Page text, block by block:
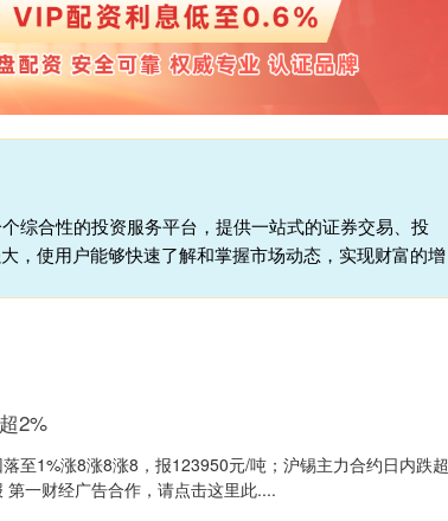
综合性的投资服务平台，提供一站式的证券交易、投
，使用户能够快速了解和掌握市场动态，实现财富的增
2%
至1%涨8涨8涨8，报123950元/吨；沪锡主力合约日内跌超
一财经广告合作，请点击这里此....